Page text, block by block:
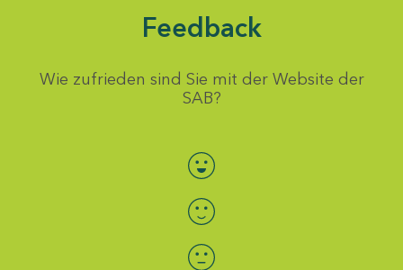
Feedback
Wie zufrieden sind Sie mit der Website der
SAB?
Bewertung auswählen